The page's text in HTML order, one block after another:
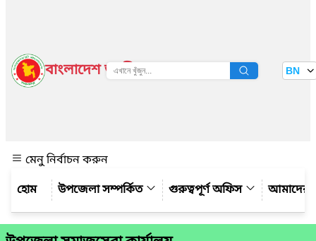
বাংলাদেশ জাতীয় তথ্য বাতায়ন BN
মেনু নির্বাচন করুন
উপজেলা সম্পর্কিত
গুরুত্বপূর্ণ অফিস আমাদের